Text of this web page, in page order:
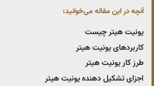
آنچه در این مقاله می‌خوانید:
یونیت هیتر چیست
کاربردهای یونیت هیتر
طرز کار یونیت هیتر
اجزای تشکیل دهنده یونیت هیتر